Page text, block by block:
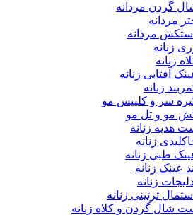
گردن مردانه
مردانه
مردانه
زنانه
زنانه
آفتابی زنانه
زنانه
سر و کلیپس مو
مو و تل مو
هدیه زنانه
زنانه
طبی زنانه
عینک زنانه
زنانه
تزئینی زنانه
شال گردن و کلاه زنانه